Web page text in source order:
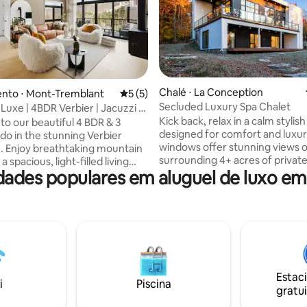
de 5, 26 avaliações
⋅ Mont-Tremblant 5 de uma avaliação média de 5, 5
5 (5)
| 4BDR Verbier | Jacuzzi &
our beautiful 4 BDR & 3
in the stunning Verbier
Enjoy breathtaking mountain
spacious, light-filled living
cozy gas fireplace. Just
the Pavilion Spa, with pool,
everything you need is
reach for an unforgettable
Free parking on site.
Chalé ⋅ La Conception
Secluded Luxury Spa Chalet
Kick back, relax in a calm
designed for comfort and
windows offer stunning views
surrounding 4+ acres of
while modern design creates a
atmosphere. The perfect retreat, this
nature, and a karaoke machine
evenings. Unwind in the
setting. 4 of 5 bedrooms have
designated work spaces too
WFH.
populares em aluguel de luxo
Piscina